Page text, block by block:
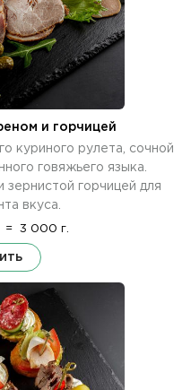
и горчицей
куриного рулета, сочной
говяжьего языка.
зернистой горчицей для
вкуса.
= 3 000 г.